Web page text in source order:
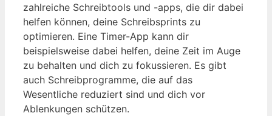
zahlreiche Schreibtools und -apps, ⁣die‌ dir dabei
⁤helfen können, deine Schreibsprints zu
optimieren. Eine⁢ Timer-App kann dir
beispielsweise dabei helfen, deine Zeit im Auge
zu‌ behalten und dich zu⁣ fokussieren. Es gibt
auch Schreibprogramme, die ‌auf das ​
Wesentliche reduziert sind und‌ dich ‍vor
Ablenkungen schützen.